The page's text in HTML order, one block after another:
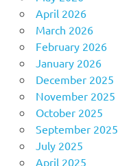
April 2026
March 2026
February 2026
January 2026
December 2025
November 2025
October 2025
September 2025
July 2025
April 2025